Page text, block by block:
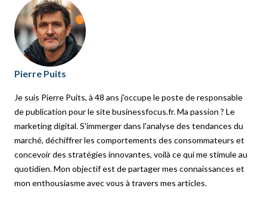
Pierre Puits
Je suis Pierre Puits, à 48 ans j'occupe le poste de responsable
de publication pour le site businessfocus.fr. Ma passion ? Le
marketing digital. S'immerger dans l'analyse des tendances du
marché, déchiffrer les comportements des consommateurs et
concevoir des stratégies innovantes, voilà ce qui me stimule au
quotidien. Mon objectif est de partager mes connaissances et
mon enthousiasme avec vous à travers mes articles.